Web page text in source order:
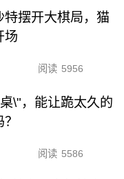
特摆开大棋局，猫
场
阅读 5956
\"，能让跪太久的
阅读 5586